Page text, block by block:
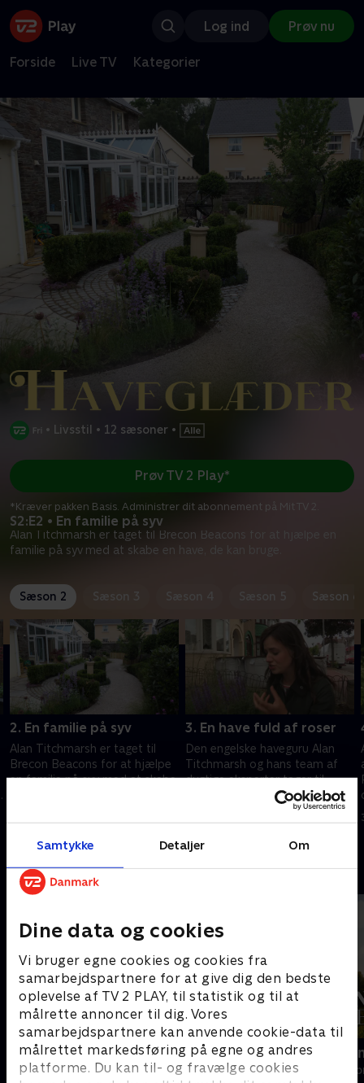
Samtykke Detaljer Om
Dine data og cookies
Vi bruger egne cookies og cookies fra
samarbejdspartnere for at give dig den bedste
oplevelse af TV 2 PLAY, til statistik og til at
målrette annoncer til dig. Vores
samarbejdspartnere kan anvende cookie-data til
målrettet markedsføring på egne og andres
platforme. Du kan til- og fravælge cookies
Log ind Prøv nu
Forside Live TV Kategorier
• Livsstil • 12 sæsoner •
S2:E2 • En familie på syv
Alan Titchmarsh er taget til Brecon Beacons for at hjælpe en
familie på syv med at skabe en have, de kan bruge.
Prøv TV 2 Play*
*Kræver pakken Basis. Administrer dit abonnement på Mit TV 2.
Sæson 2 Sæson 3 Sæson 6
2. En familie på syv
Alan Titchmarsh er taget til
Brecon Beacons for at hjælpe
en familie på syv med at skabe
3. En have fuld af roser
Den engelske haveguru Alan
Titchmarsh og hans team af
dygtige eksperter tager til
Barking, hvor Iris Insole på 90
Andre så også
Ryd op i dit liv
Livsstil • 6 sæsoner
Franske
Livsstil • 6